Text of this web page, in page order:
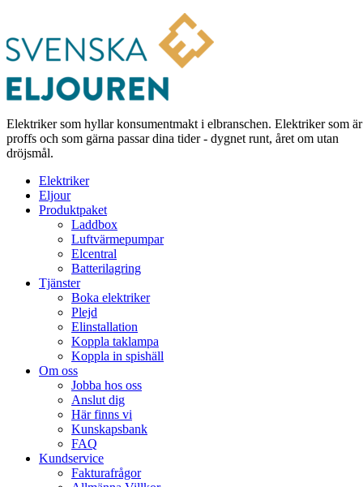
Elektriker som hyllar konsumentmakt i elbranschen. Elektriker som är
proffs och som gärna passar dina tider - dygnet runt, året om utan
dröjsmål.
Elektriker
Eljour
Produktpaket
Laddbox
Luftvärmepumpar
Elcentral
Batterilagring
Tjänster
Boka elektriker
Plejd
Elinstallation
Koppla taklampa
Koppla in spishäll
Om oss
Jobba hos oss
Anslut dig
Här finns vi
Kunskapsbank
FAQ
Kundservice
Fakturafrågor